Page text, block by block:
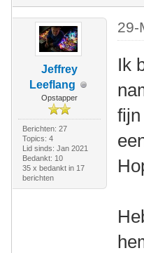
Jeffrey
Leeflang
Opstapper
Berichten: 27
Topics: 4
Lid sinds: Jan 2021
Bedankt: 10
35 x bedankt in 17
berichten
29-
Ik